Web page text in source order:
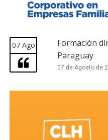
07 Ago
Formación
Paraguay
07 de Agosto de